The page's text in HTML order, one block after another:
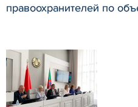
правоохранителей по